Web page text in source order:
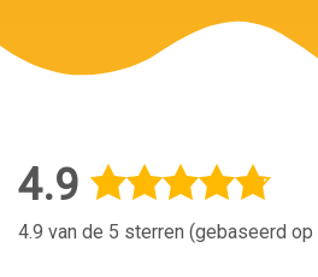
4.9
4.9 van de 5 sterren (gebaseerd op